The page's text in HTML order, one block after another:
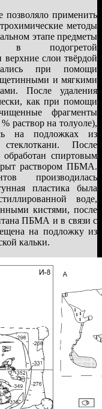
позволяло применить
методы
этапе предметы
в подогретой
верхние слои твёрдой
при помощи
и мягкими
После удаления
как при помощи
фрагменты
раствор на толуоле),
на подложках из
После
обработан спиртовым
раствором ПБМА.
производилась
пластика была
воде,
кистями, после
ПБМА и в связи с
на подложку из
кальки.